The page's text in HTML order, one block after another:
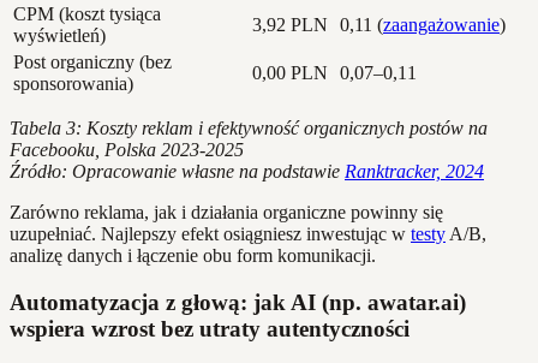
CPM (koszt tysiąca
wyświetleń)
3,92 PLN 0,11 (zaangażowanie)
Post organiczny (bez
sponsorowania)
0,00 PLN 0,07–0,11
Tabela 3: Koszty reklam i efektywność organicznych postów na
Facebooku, Polska 2023-2025
Źródło: Opracowanie własne na podstawie Ranktracker, 2024
Zarówno reklama, jak i działania organiczne powinny się
uzupełniać. Najlepszy efekt osiągniesz inwestując w testy A/B,
analizę danych i łączenie obu form komunikacji.
Automatyzacja z głową: jak AI (np. awatar.ai)
wspiera wzrost bez utraty autentyczności